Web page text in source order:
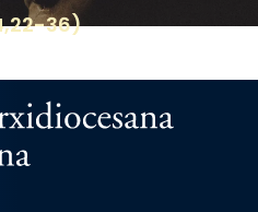
36)
Cristiana